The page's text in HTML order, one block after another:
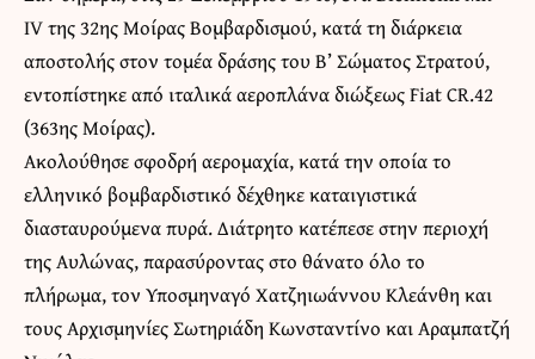
IV της 32ης Μοίρας Βομβαρδισμού, κατά τη διάρκεια
αποστολής στον τομέα δράσης του Β’ Σώματος Στρατού,
εντοπίστηκε από ιταλικά αεροπλάνα διώξεως Fiat CR.42
(363ης Μοίρας).
Ακολούθησε σφοδρή αερομαχία, κατά την οποία το
ελληνικό βομβαρδιστικό δέχθηκε καταιγιστικά
διασταυρούμενα πυρά. Διάτρητο κατέπεσε στην περιοχή
της Αυλώνας, παρασύροντας στο θάνατο όλο το
πλήρωμα, τον Υποσμηναγό Χατζηιωάννου Κλεάνθη και
τους Αρχισμηνίες Σωτηριάδη Κωνσταντίνο και Αραμπατζή